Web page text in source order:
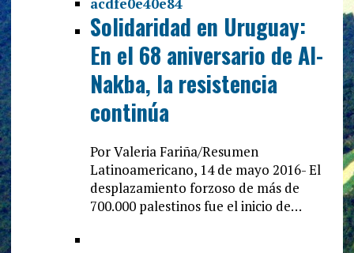
Solidaridad en Uruguay:
En el 68 aniversario de Al-
Nakba, la resistencia
continúa
Por Valeria Fariña/Resumen
Latinoamericano, 14 de mayo 2016- El
desplazamiento forzoso de más de
700.000 palestinos fue el inicio de…